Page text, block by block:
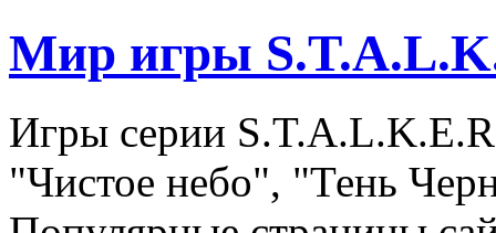
Мир игры
Игры серии
"Чистое небо", "Тень